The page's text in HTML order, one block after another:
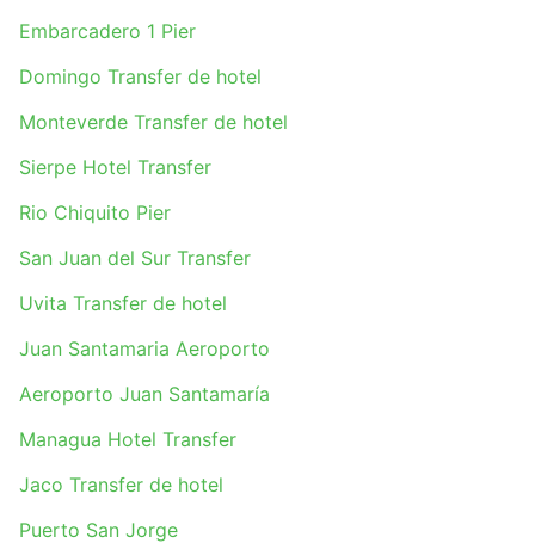
Embarcadero 1 Pier
Domingo Transfer de hotel
Monteverde Transfer de hotel
Sierpe Hotel Transfer
Rio Chiquito Pier
San Juan del Sur Transfer
Uvita Transfer de hotel
Juan Santamaria Aeroporto
Aeroporto Juan Santamaría
Managua Hotel Transfer
Jaco Transfer de hotel
Puerto San Jorge